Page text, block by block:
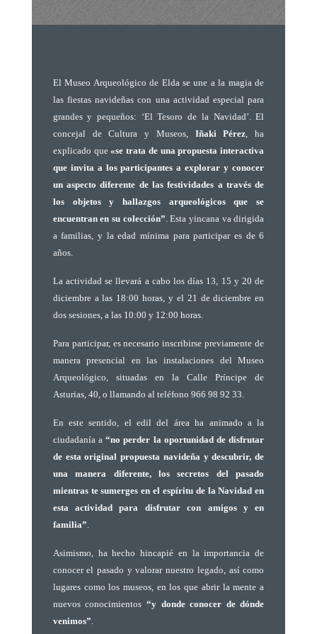
El Museo Arqueológico de Elda se une a la magia de
las fiestas navideñas con una actividad especial para
grandes y pequeños: ‘El Tesoro de la Navidad’. El
concejal de Cultura y Museos,Iñaki Pérez, ha
explicado que«se trata de una propuesta interactiva
que invita a los participantes a explorar y conocer
un aspecto diferente de las festividades a través de
los objetos y hallazgos arqueológicos que se
encuentran en su colección”. Esta yincana va dirigida
a familias, y la edad mínima para participar es de 6
años.
La actividad se llevará a cabo los días 13, 15 y 20 de
diciembre a las 18:00 horas, y el 21 de diciembre en
dos sesiones, a las 10:00 y 12:00 horas.
Para participar, es necesario inscribirse previamente de
manera presencial en las instalaciones del Museo
Arqueológico, situadas en la Calle Príncipe de
Asturias, 40, o llamando al teléfono 966 98 92 33.
En este sentido, el edil del área ha animado a la
ciudadanía a“no perder la oportunidad de disfrutar
de esta original propuesta navideña y descubrir, de
una manera diferente, los secretos del pasado
mientras te sumerges en el espíritu de la Navidad en
esta actividad para disfrutar con amigos y en
familia”.
Asimismo, ha hecho hincapié en la importancia de
conocer el pasado y valorar nuestro legado, así como
lugares como los museos, en los que abrir la mente a
nuevos conocimientos “y donde conocer de dónde
venimos”.